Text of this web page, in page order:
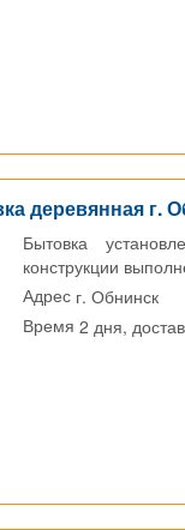
деревянная г.
Бытовка
конструкции
Адрес г. Обнинск
Время2 дня,